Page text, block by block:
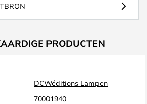
PRODUCTEN
DCWéditions Lampen
70001940